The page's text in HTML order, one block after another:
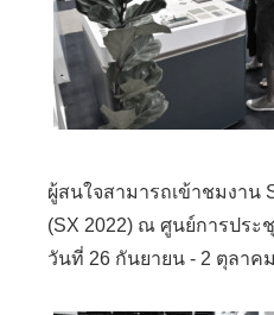
ผู้สนใจสามารถเข้าชมงาน
(SX 2022) ณ ศูนย์การประ
วันที่ 26 กันยายน - 2 ตุลาค